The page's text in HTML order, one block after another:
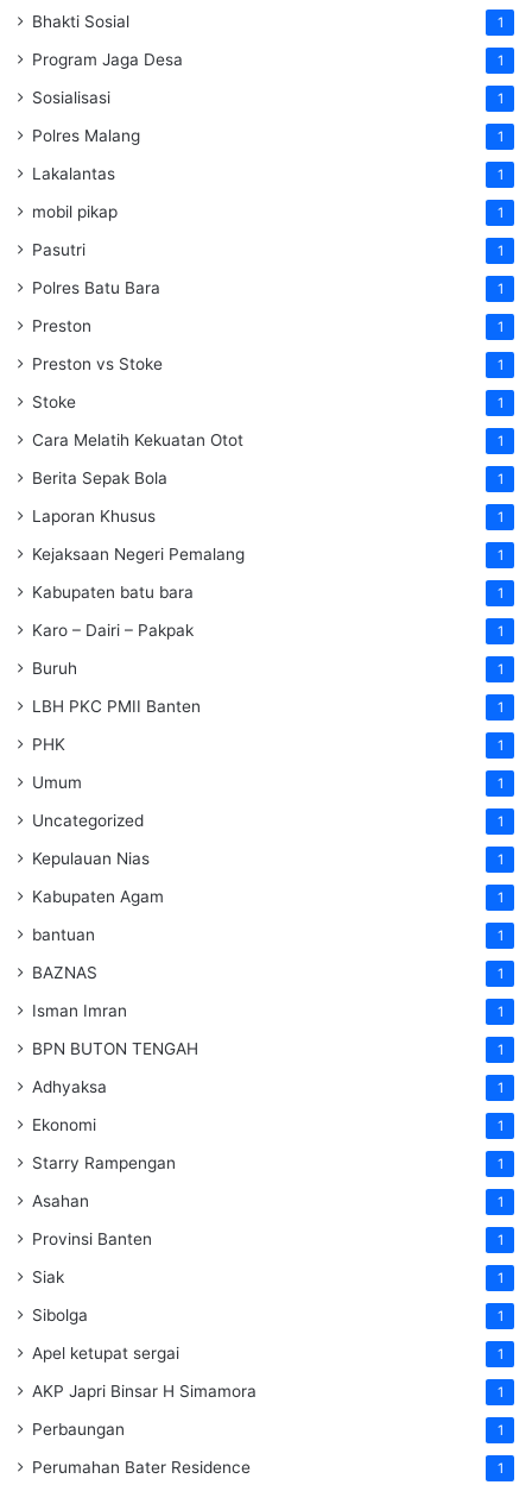
Bhakti Sosial 1
Program Jaga Desa 1
Sosialisasi 1
Polres Malang 1
Lakalantas 1
mobil pikap 1
Pasutri 1
Polres Batu Bara 1
Preston 1
Preston vs Stoke 1
Stoke 1
Cara Melatih Kekuatan Otot 1
Berita Sepak Bola 1
Laporan Khusus 1
Kejaksaan Negeri Pemalang 1
Kabupaten batu bara 1
Karo – Dairi – Pakpak 1
Buruh 1
LBH PKC PMII Banten 1
PHK 1
Umum 1
Uncategorized 1
Kepulauan Nias 1
Kabupaten Agam 1
bantuan 1
BAZNAS 1
Isman Imran 1
BPN BUTON TENGAH 1
Adhyaksa 1
Ekonomi 1
Starry Rampengan 1
Asahan 1
Provinsi Banten 1
Siak 1
Sibolga 1
Apel ketupat sergai 1
AKP Japri Binsar H Simamora 1
Perbaungan 1
Perumahan Bater Residence 1